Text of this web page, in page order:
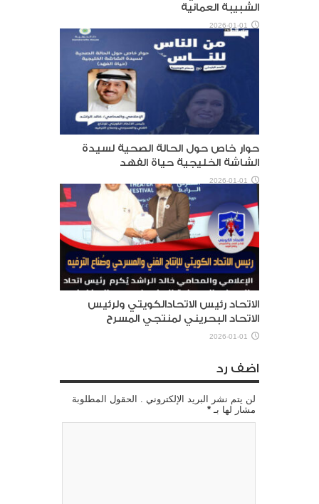
الشبيبة العمانية
2026-01-01
حوار خاص حول الحالة الصحية لسيدة
الشاشة الخليجية حياة الفهد
2026-01-01
الاتحاد رئيس الاتحادالكويتي ولرئيس
الاتحاد البحريني لمنتجي المسرح
2026-01-01
اضف رد
لن يتم نشر البريد الإلكتروني . الحقول المطلوبة
مشار لها بـ *